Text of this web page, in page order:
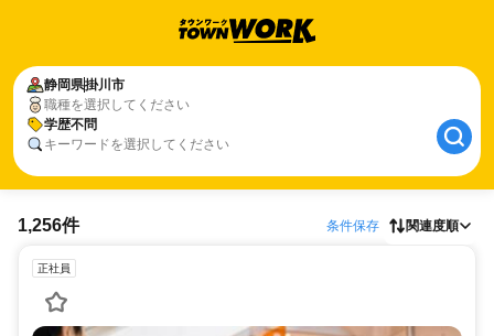
静岡県掛川市
職種を選択してください
学歴不問
キーワードを選択してください
1,256件 条件保存 関連度順
正社員